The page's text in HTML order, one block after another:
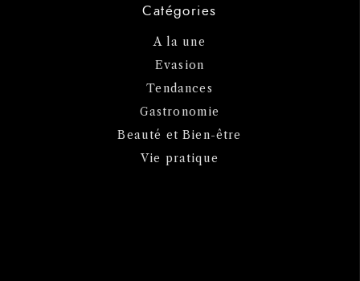
Catégories
A la une
Evasion
Tendances
Gastronomie
Beauté et Bien-être
Vie pratique